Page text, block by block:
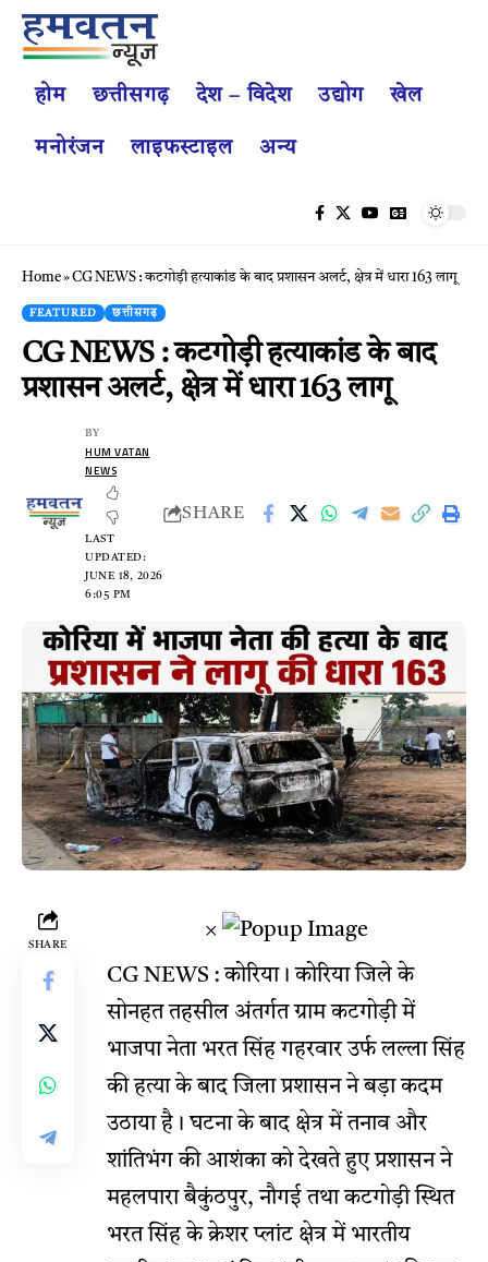
होम छत्तीसगढ़ देश – विदेश उद्योग खेल
मनोरंजन लाइफस्टाइल अन्य
Home»CG NEWS : कटगोड़ी हत्याकांड के बाद प्रशासन अलर्ट, क्षेत्र में धारा 163 लागू
FEATURED छत्तीसगढ़
CG NEWS : कटगोड़ी हत्याकांड के बाद
प्रशासन अलर्ट, क्षेत्र में धारा 163 लागू
LAST
UPDATED:
JUNE 18, 2026
6:05 PM
BY
HUM VATAN
NEWS
SHARE
SHARE
×
CG NEWS : कोरिया। कोरिया जिले के
सोनहत तहसील अंतर्गत ग्राम कटगोड़ी में
भाजपा नेता भरत सिंह गहरवार उर्फ लल्ला सिंह
की हत्या के बाद जिला प्रशासन ने बड़ा कदम
उठाया है। घटना के बाद क्षेत्र में तनाव और
शांतिभंग की आशंका को देखते हुए प्रशासन ने
महलपारा बैकुंठपुर, नौगई तथा कटगोड़ी स्थित
भरत सिंह के क्रेशर प्लांट क्षेत्र में भारतीय